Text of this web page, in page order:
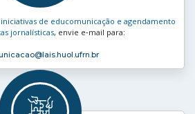
de educomunicação e agendamento
jornalísticas, envie e‑mail para:
@lais.huol.ufrn.br